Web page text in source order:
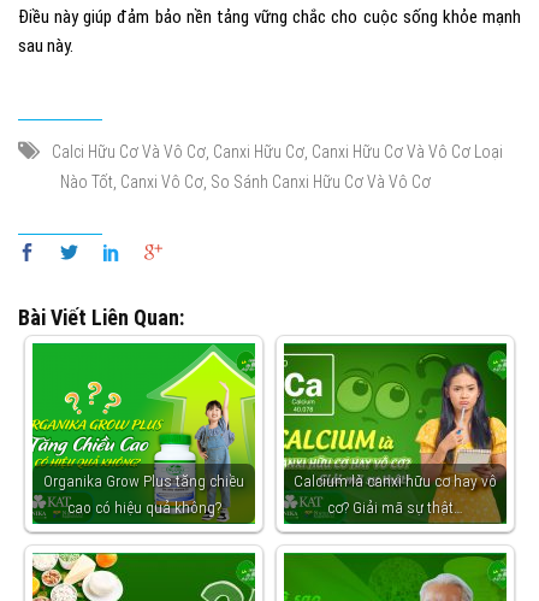
Điều này giúp đảm bảo nền tảng vững chắc cho cuộc sống khỏe mạnh
sau này.
Calci Hữu Cơ Và Vô Cơ, Canxi Hữu Cơ, Canxi Hữu Cơ Và Vô Cơ Loại
Nào Tốt, Canxi Vô Cơ, So Sánh Canxi Hữu Cơ Và Vô Cơ
Bài Viết Liên Quan:
Organika Grow Plus tăng chiều
cao có hiệu quả không?
Calcium là canxi hữu cơ hay vô
cơ? Giải mã sự thật…